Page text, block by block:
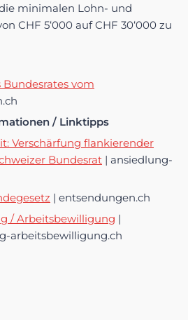
minimalen Lohn- und
CHF 5‘000 auf CHF 30‘000 zu
vom
/ Linktipps
Verschärfung flankierender
Bundesrat | ansiedlung-
| entsendungen.ch
/ Arbeitsbewilligung |
arbeitsbewilligung.ch